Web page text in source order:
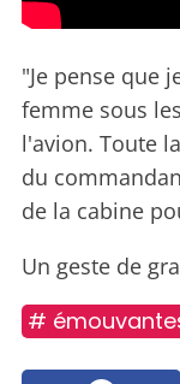
"Je pense que
femme sous
l'avion. Toute
du
de la cabine
Un geste de
#